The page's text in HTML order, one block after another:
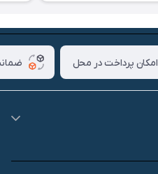
امکان پرداخت در محل